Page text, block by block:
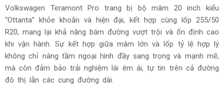
diện.
Vùng sáng được điều chỉnh tự động, kết hợp với đèn hỗ trợ
thời tiết xấu và mở rộng góc chiếu khi vào cua, mang lại an
toàn tối đa trong mọi điều kiện. Teramont Pro còn sở hữu
đèn chạy ban ngày tinh tế, đèn chào mừng và đèn dẫn